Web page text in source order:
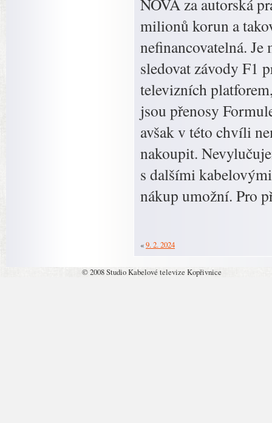
NOVA za autorská
milionů korun a
nefinancovatelná. Je
sledovat závody F1
televizních
jsou přenosy
avšak v této chvíli
nakoupit.
s dalšími
nákup umožní. Pro
«9. 2. 2024
© 2008 Studio Kabelové televize Kopřivnice